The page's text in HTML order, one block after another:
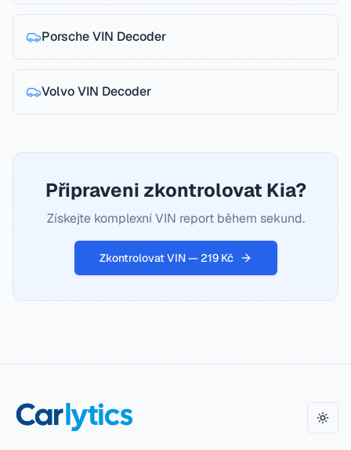
PorscheVIN Decoder
VolvoVIN Decoder
Připraveni zkontrolovat Kia?
Získejte komplexní VIN report během sekund.
Zkontrolovat VIN — 219 Kč